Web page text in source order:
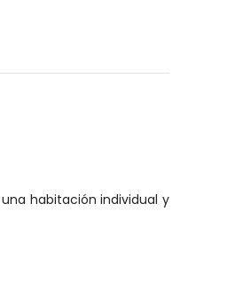
habitación individual y